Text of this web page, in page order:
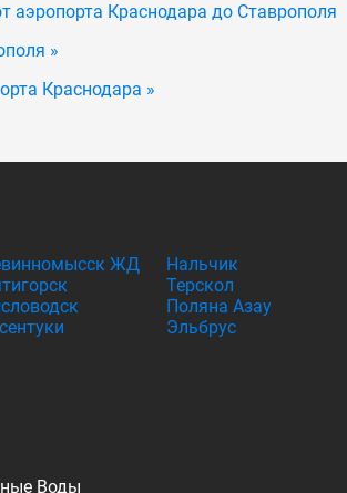
аэропорта Краснодара до Ставрополя
»
Краснодара »
ЖД
Нальчик
Терскол
Поляна Азау
Эльбрус
Воды